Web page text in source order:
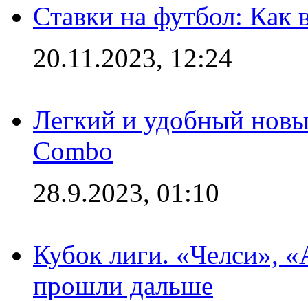
Ставки на футбол: Как
20.11.2023, 12:24
Легкий и удобный
Combo
28.9.2023, 01:10
Кубок лиги. «Челси»,
прошли дальше